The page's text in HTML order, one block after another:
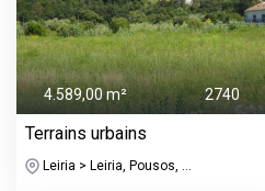
4.589,00 m² 2740
Terrains urbains
Leiria > Leiria, Pousos, ...